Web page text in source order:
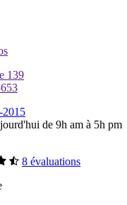
139
2015
de 9h am à 5h pm
8 évaluations